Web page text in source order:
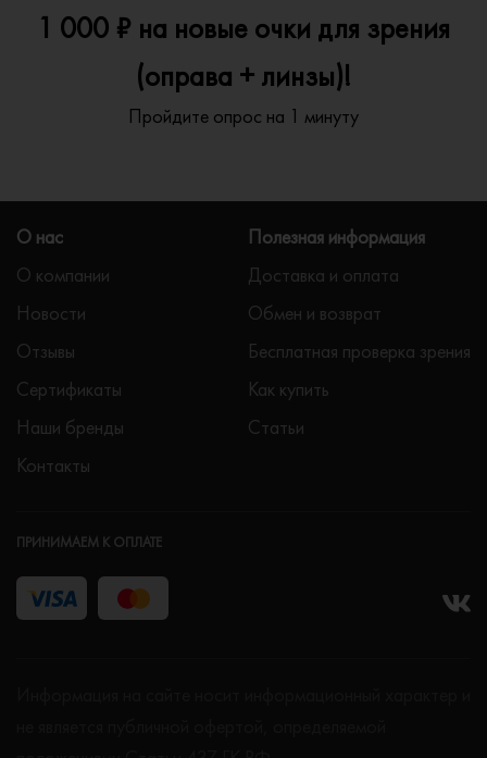
1 000 ₽ на новые очки для зрения
(оправа + линзы)!
Пройдите опрос на 1 минуту
О нас
О компании
Новости
Отзывы
Сертификаты
Наши бренды
Контакты
Полезная информация
Доставка и оплата
Обмен и возврат
Бесплатная проверка зрения
Как купить
Статьи
ПРИНИМАЕМ К ОПЛАТЕ